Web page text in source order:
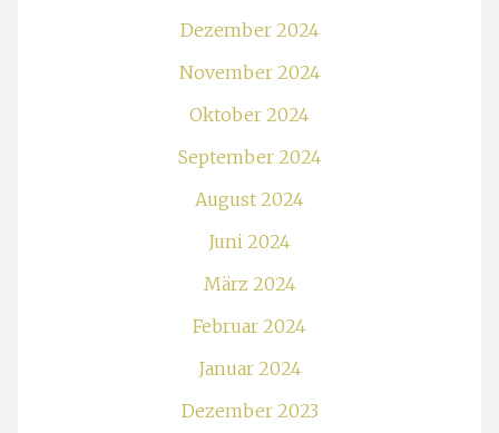
Dezember 2024
November 2024
Oktober 2024
September 2024
August 2024
Juni 2024
März 2024
Februar 2024
Januar 2024
Dezember 2023